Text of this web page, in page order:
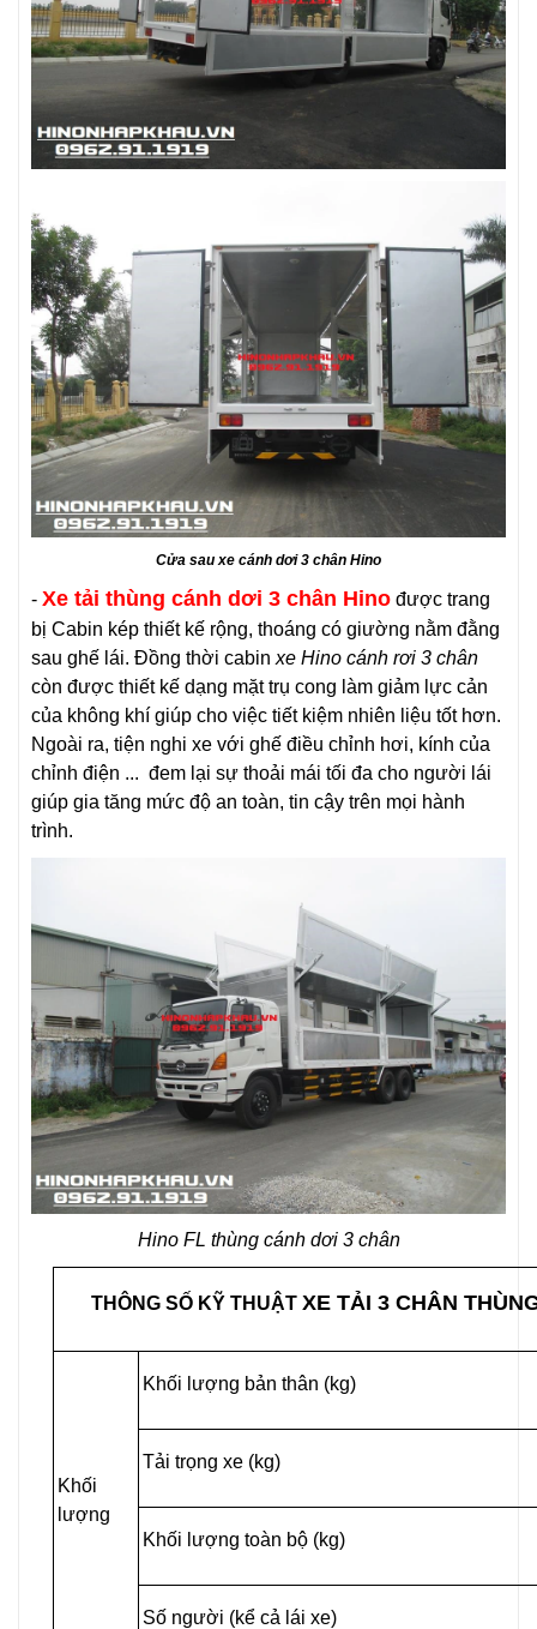
Cửa sau xe cánh dơi 3 chân Hino
- Xe tải thùng cánh dơi 3 chân Hino được trang
bị Cabin kép thiết kế rộng, thoáng có giường nằm đằng
sau ghế lái. Đồng thời cabin xe Hino cánh rơi 3 chân
còn được thiết kế dạng mặt trụ cong làm giảm lực cản
của không khí giúp cho việc tiết kiệm nhiên liệu tốt hơn.
Ngoài ra, tiện nghi xe với ghế điều chỉnh hơi, kính của
chỉnh điện ... đem lại sự thoải mái tối đa cho người lái
giúp gia tăng mức độ an toàn, tin cậy trên mọi hành
trình.
Hino FL thùng cánh dơi 3 chân
THÔNG SỐ KỸ THUẬT XE TẢI 3 CHÂN
Khối
lượng
Khối lượng bản thân (kg)
Tải trọng xe (kg)
Khối lượng toàn bộ (kg)
Số người (kể cả lái xe)